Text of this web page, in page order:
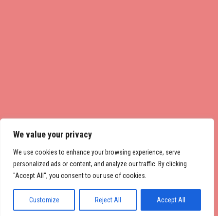
We value your privacy
We use cookies to enhance your browsing experience, serve
personalized ads or content, and analyze our traffic. By clicking
"Accept All", you consent to our use of cookies.
Customize Reject All Accept All